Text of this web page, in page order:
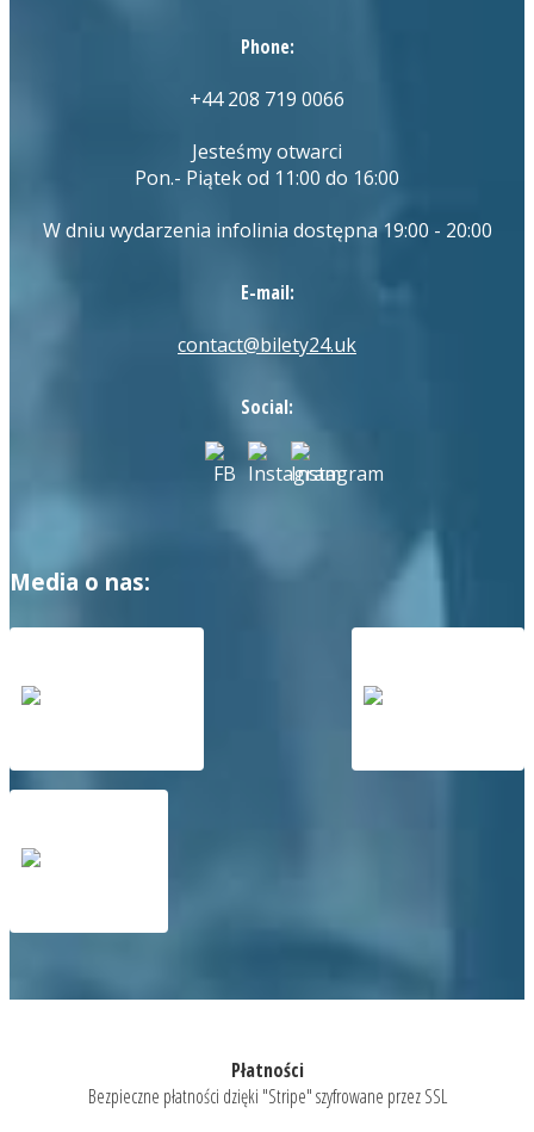
Phone:
+44 208 719 0066
Jesteśmy otwarci
Pon.- Piątek od 11:00 do 16:00
W dniu wydarzenia infolinia dostępna 19:00 - 20:00
E-mail:
contact@bilety24.uk
Social:
Media o nas:
Płatności
Bezpieczne płatności dzięki "Stripe" szyfrowane przez SSL